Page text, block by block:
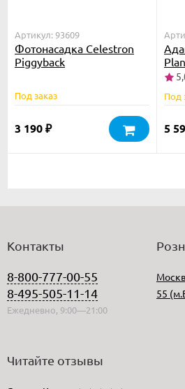
Артикул: 93609
Фотонасадка Celestron
Piggyback
Под заказ
3 190 ₽
Под
5
Контакты
8-800-777-00-55
8-495-505-11-14
Ежедневно, 9:00—21:00
55
Читайте отзывы